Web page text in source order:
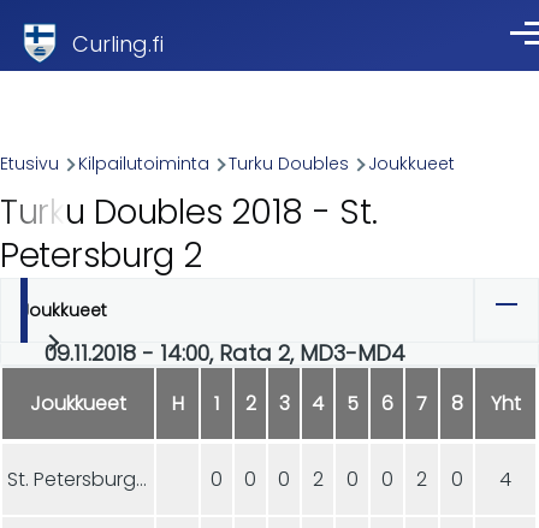
Curling.fi
Breadcrumb
Etusivu Kilpailutoiminta Turku Doubles Joukkueet
Turku Doubles 2018 - St.
Petersburg 2
Ensisijaiset
välilehdet
Joukkueet
09.11.2018 - 14:00, Rata 2, MD3-MD4
Joukkueet H 1 2 3 4 5 6 7 8 Yht
St. Petersburg 2 0 0 0 2 0 0 2 0 4